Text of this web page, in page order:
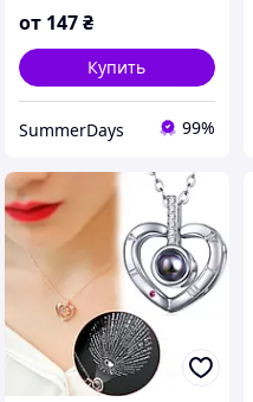
от 147₴
Купить
SummerDays 99%